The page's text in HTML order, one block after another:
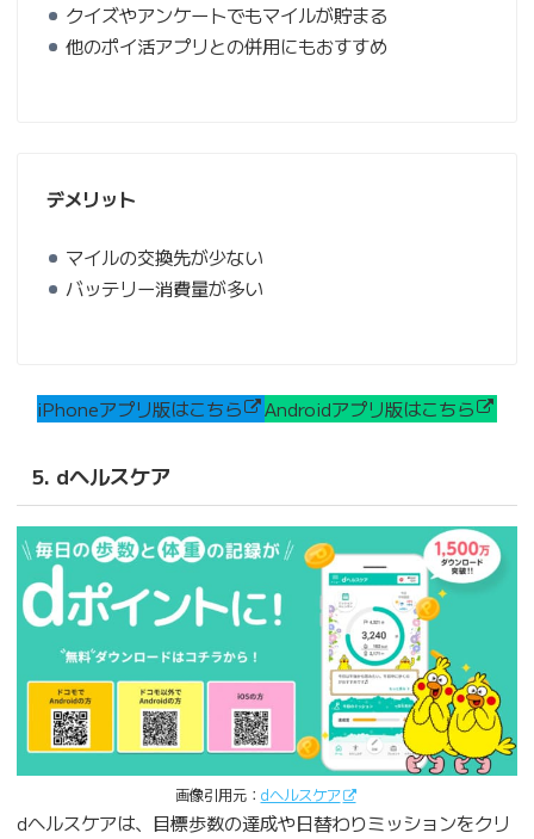
クイズやアンケートでもマイルが貯まる
他のポイ活アプリとの併用にもおすすめ
デメリット
マイルの交換先が少ない
バッテリー消費量が多い
iPhoneアプリ版はこちら Androidアプリ版はこちら
5. dヘルスケア
画像引用元： dヘルスケア
dヘルスケアは、目標歩数の達成や日替わりミッションをクリ